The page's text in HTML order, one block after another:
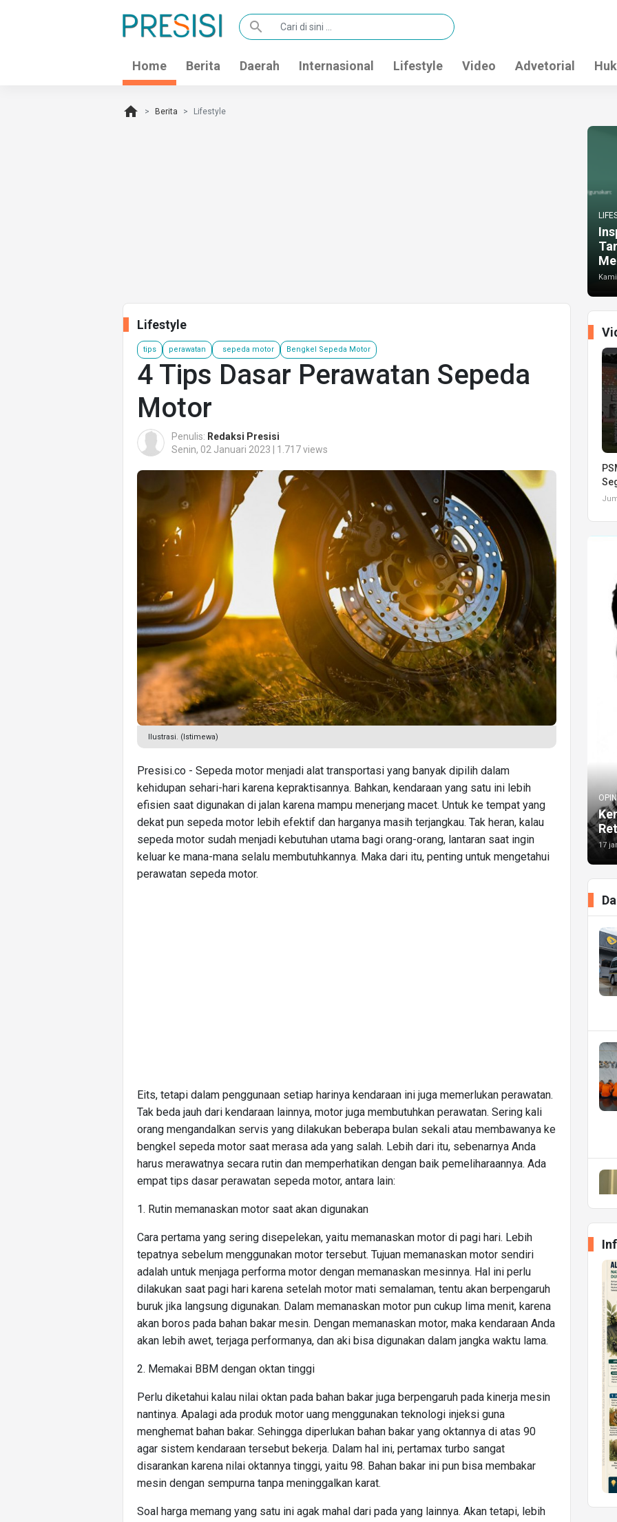
search
Home Berita Daerah Internasional Lifestyle Video Advetorial
home Berita Lifestyle
Lifestyle
tips perawatan sepeda motor Bengkel Sepeda Motor
4 Tips Dasar Perawatan Sepeda
Motor
Penulis: Redaksi Presisi
Senin, 02 Januari 2023 | 1.717 views
Ilustrasi. (Istimewa)
Presisi.co - Sepeda motor menjadi alat transportasi yang banyak dipilih dalam
kehidupan sehari-hari karena kepraktisannya. Bahkan, kendaraan yang satu ini lebih
efisien saat digunakan di jalan karena mampu menerjang macet. Untuk ke tempat yang
dekat pun sepeda motor lebih efektif dan harganya masih terjangkau. Tak heran, kalau
sepeda motor sudah menjadi kebutuhan utama bagi orang-orang, lantaran saat ingin
keluar ke mana-mana selalu membutuhkannya. Maka dari itu, penting untuk mengetahui
perawatan sepeda motor.
Eits, tetapi dalam penggunaan setiap harinya kendaraan ini juga memerlukan perawatan.
Tak beda jauh dari kendaraan lainnya, motor juga membutuhkan perawatan. Sering kali
orang mengandalkan servis yang dilakukan beberapa bulan sekali atau membawanya ke
bengkel sepeda motor saat merasa ada yang salah. Lebih dari itu, sebenarnya Anda
harus merawatnya secara rutin dan memperhatikan dengan baik pemeliharaannya. Ada
empat tips dasar perawatan sepeda motor, antara lain:
1. Rutin memanaskan motor saat akan digunakan
Cara pertama yang sering disepelekan, yaitu memanaskan motor di pagi hari. Lebih
tepatnya sebelum menggunakan motor tersebut. Tujuan memanaskan motor sendiri
adalah untuk menjaga performa motor dengan memanaskan mesinnya. Hal ini perlu
dilakukan saat pagi hari karena setelah motor mati semalaman, tentu akan berpengaruh
buruk jika langsung digunakan. Dalam memanaskan motor pun cukup lima menit, karena
akan boros pada bahan bakar mesin. Dengan memanaskan motor, maka kendaraan Anda
akan lebih awet, terjaga performanya, dan aki bisa digunakan dalam jangka waktu lama.
2. Memakai BBM dengan oktan tinggi
Perlu diketahui kalau nilai oktan pada bahan bakar juga berpengaruh pada kinerja mesin
nantinya. Apalagi ada produk motor uang menggunakan teknologi injeksi guna
menghemat bahan bakar. Sehingga diperlukan bahan bakar yang oktannya di atas 90
agar sistem kendaraan tersebut bekerja. Dalam hal ini, pertamax turbo sangat
disarankan karena nilai oktannya tinggi, yaitu 98. Bahan bakar ini pun bisa membakar
mesin dengan sempurna tanpa meninggalkan karat.
Soal harga memang yang satu ini agak mahal dari pada yang lainnya. Akan tetapi, lebih
17